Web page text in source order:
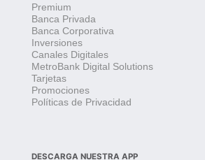
Premium
Banca Privada
Banca Corporativa
Inversiones
Canales Digitales
MetroBank Digital Solutions
Tarjetas
Promociones
Políticas de Privacidad
DESCARGA NUESTRA APP